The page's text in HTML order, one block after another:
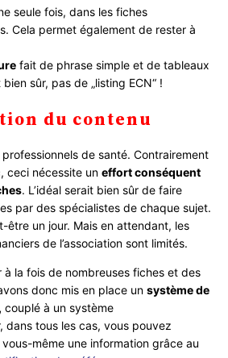
seule fois, dans les fiches
Cela permet également de rester à
fait de phrase simple et de tableaux
sûr, pas de „listing ECN“ !
du contenu
de santé. Contrairement
ceci nécessite un effort conséquent
. L’idéal serait bien sûr de faire
par des spécialistes de chaque sujet.
être un jour. Mais en attendant, les
de l’association sont limités.
à la fois de nombreuses fiches et des
donc mis en place un système de
couplé à un système
dans tous les cas, vous pouvez
même une information grâce au